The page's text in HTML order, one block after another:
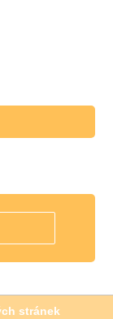
stránek